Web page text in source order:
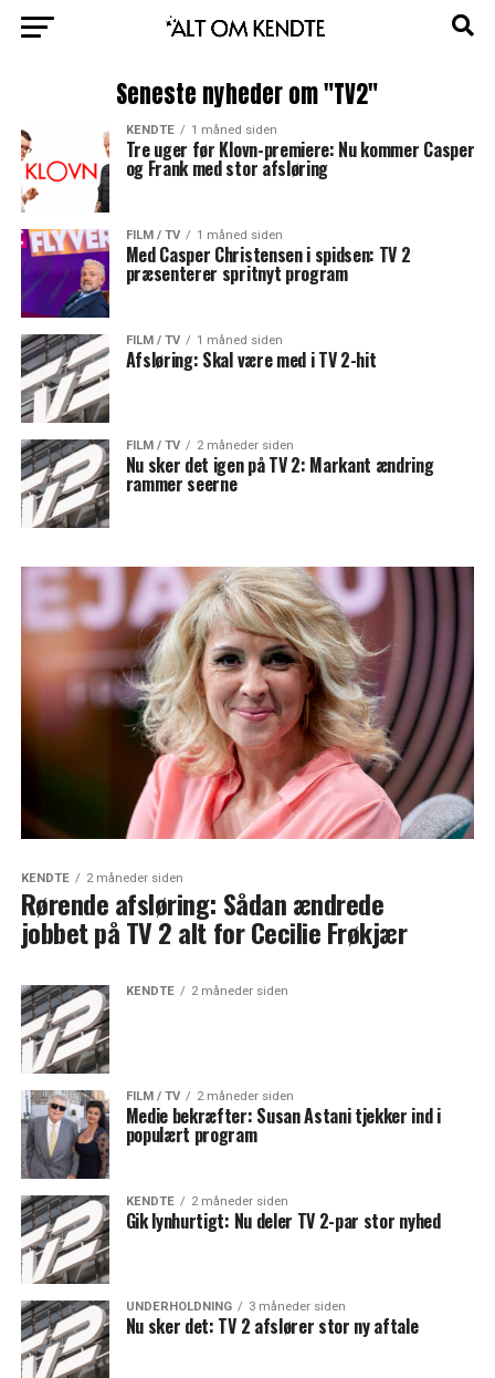
Seneste nyheder om "TV2"
KENDTE 1 måned siden
Tre uger før Klovn-premiere: Nu kommer Casper
og Frank med stor afsløring
FILM / TV 1 måned siden
Med Casper Christensen i spidsen: TV 2
præsenterer spritnyt program
FILM / TV 1 måned siden
Afsløring: Skal være med i TV 2-hit
FILM / TV 2 måneder siden
Nu sker det igen på TV 2: Markant ændring
rammer seerne
KENDTE 2 måneder siden
Rørende afsløring: Sådan ændrede
jobbet på TV 2 alt for Cecilie Frøkjær
KENDTE 2 måneder siden
FILM / TV 2 måneder siden
Medie bekræfter: Susan Astani tjekker ind i
populært program
KENDTE 2 måneder siden
Gik lynhurtigt: Nu deler TV 2-par stor nyhed
UNDERHOLDNING 3 måneder siden
Nu sker det: TV 2 afslører stor ny aftale